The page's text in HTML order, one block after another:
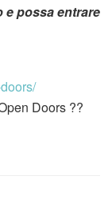
e possa entrare
Doors ??